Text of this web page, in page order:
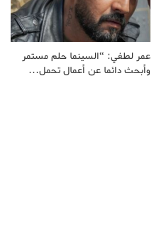
عمر لطفي: “السينما حلم مستمر
وأبحث دائما عن أعمال تحمل…